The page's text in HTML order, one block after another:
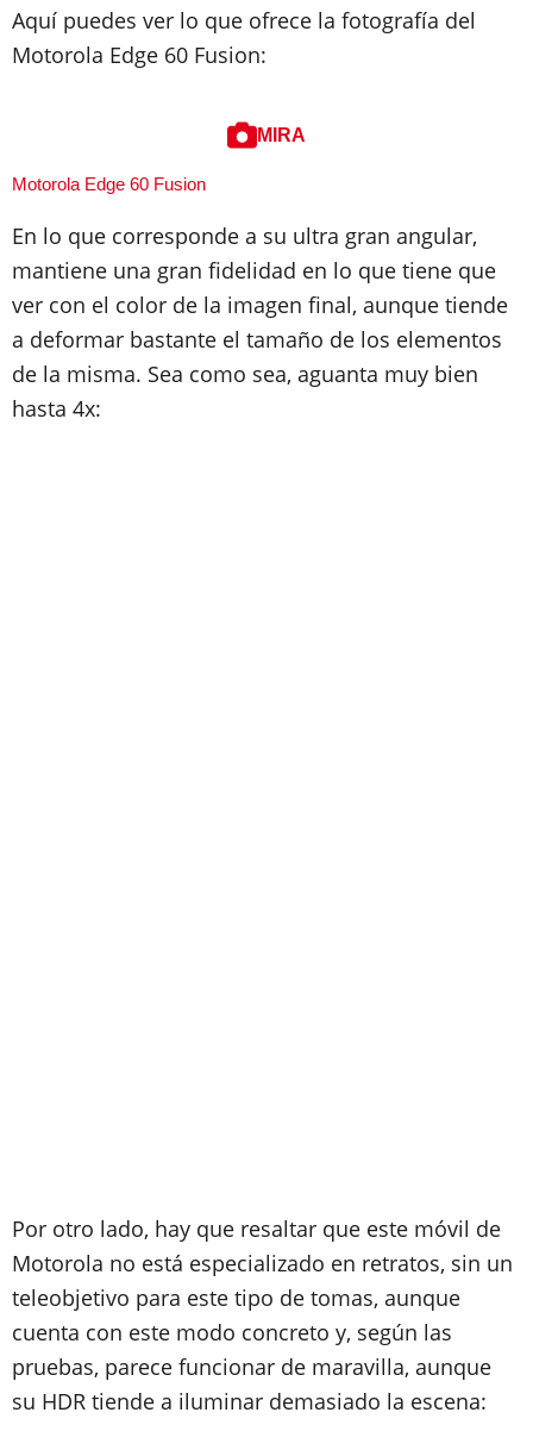
Aquí puedes ver lo que ofrece la fotografía del
Motorola Edge 60 Fusion:
MIRA
Motorola Edge 60 Fusion
En lo que corresponde a su ultra gran angular,
mantiene una gran fidelidad en lo que tiene que
ver con el color de la imagen final, aunque tiende
a deformar bastante el tamaño de los elementos
de la misma. Sea como sea, aguanta muy bien
hasta 4x:
Por otro lado, hay que resaltar que este móvil de
Motorola no está especializado en retratos, sin un
teleobjetivo para este tipo de tomas, aunque
cuenta con este modo concreto y, según las
pruebas, parece funcionar de maravilla, aunque
su HDR tiende a iluminar demasiado la escena: